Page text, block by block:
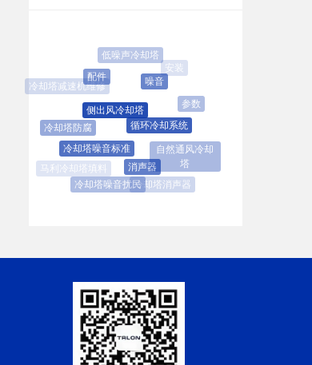
冷却塔防腐
冷却塔噪音标准
侧出风冷却塔
配件
冷却塔减速机维修
冷却塔噪音扰民
消声器
循环冷却系统
噪音
低噪声冷却塔
冷却塔消声器
自然通风冷却塔
参数
安装